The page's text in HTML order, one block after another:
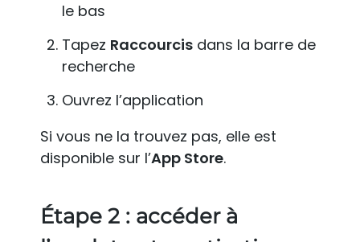
le bas
Tapez Raccourcis dans la barre de
recherche
Ouvrez l’application
Si vous ne la trouvez pas, elle est
disponible sur l’App Store.
Étape 2 : accéder à